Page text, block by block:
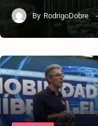
By RodrigoDobre